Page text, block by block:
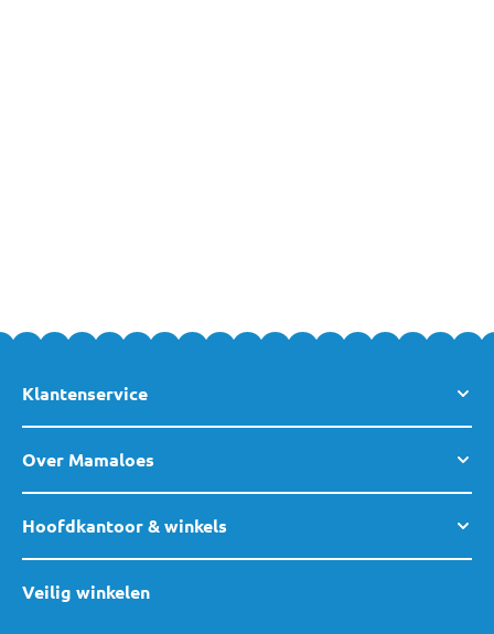
Klantenservice
Over Mamaloes
Hoofdkantoor & winkels
Veilig winkelen